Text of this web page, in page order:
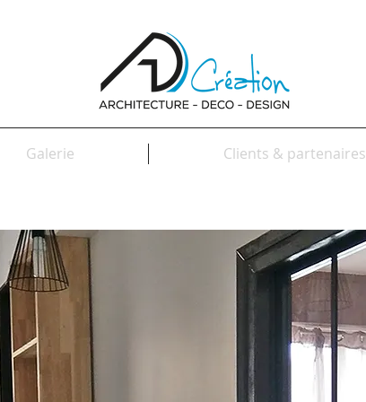
Galerie Clients & partenaires